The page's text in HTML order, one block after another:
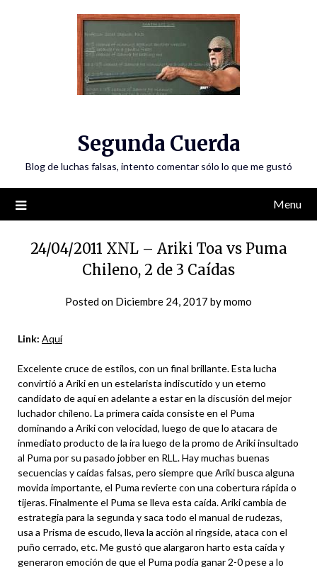
Segunda Cuerda
Blog de luchas falsas, intento comentar sólo lo que me gustó
Menu
24/04/2011 XNL – Ariki Toa vs Puma
Chileno, 2 de 3 Caídas
Posted on Diciembre 24, 2017 bymomo
Link: Aquí
Excelente cruce de estilos, con un final brillante. Esta lucha
convirtió a Ariki en un estelarista indiscutido y un eterno
candidato de aquí en adelante a estar en la discusión del mejor
luchador chileno. La primera caída consiste en el Puma
dominando a Ariki con velocidad, luego de que lo atacara de
inmediato producto de la ira luego de la promo de Ariki insultado
al Puma por su pasado jobber en RLL. Hay muchas buenas
secuencias y caídas falsas, pero siempre que Ariki busca alguna
movida importante, el Puma revierte con una cobertura rápida o
tijeras. Finalmente el Puma se lleva esta caída. Ariki cambia de
estrategia para la segunda y saca todo el manual de rudezas,
usa a Prisma de escudo, lleva la acción al ringside, ataca con el
puño cerrado, etc. Me gustó que alargaron harto esta caída y
generaron emoción de que el Puma podía ganar 2-0 pese a lo